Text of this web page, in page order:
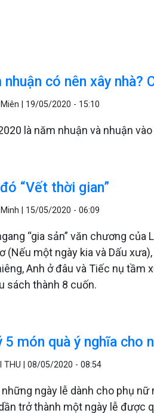
nhuận có nên xây nhà?
| 19/05/2020 - 15:10
là năm nhuận và nhuận
“Vết thời gian”
| 15/05/2020 - 06:09
“gia sản” văn chương
(Nếu một ngày kia và Dấu
Anh ở đâu và Tiếc nụ tầm
sách thành 8 cuốn.
5 món quà ý nghĩa cho
THU |08/05/2020 - 08:54
ngày lễ dành cho phụ nữ
trở thành một ngày lễ được